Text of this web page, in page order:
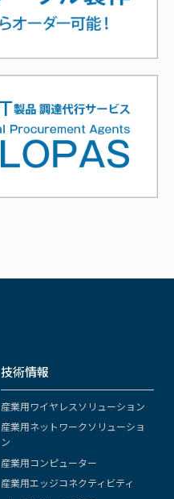
技術情報
産業用ワイヤレスソリューション
産業用ネットワークソリューショ
ン
産業用コンピューター
産業用エッジコネクティビティ